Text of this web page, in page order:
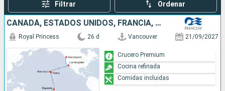
Filtrar Ordenar
CANADÁ, ESTADOS UNIDOS, FRANCIA, NUEVA ZELANDA
Royal Princess 26 d Vancouver 21/09/2027
Crucero Premium
Cocina refinada
Comidas incluidas